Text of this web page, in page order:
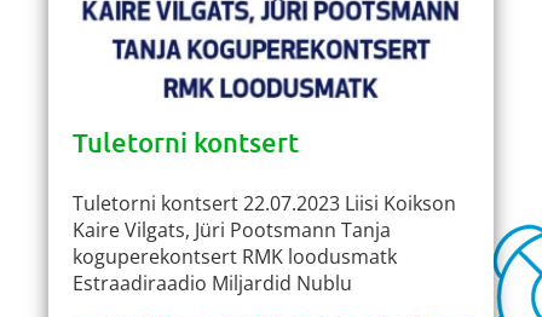
Tuletorni kontsert
Tuletorni kontsert 22.07.2023 Liisi Koikson
Kaire Vilgats, Jüri Pootsmann Tanja
koguperekontsert RMK loodusmatk
Estraadiraadio Miljardid Nublu